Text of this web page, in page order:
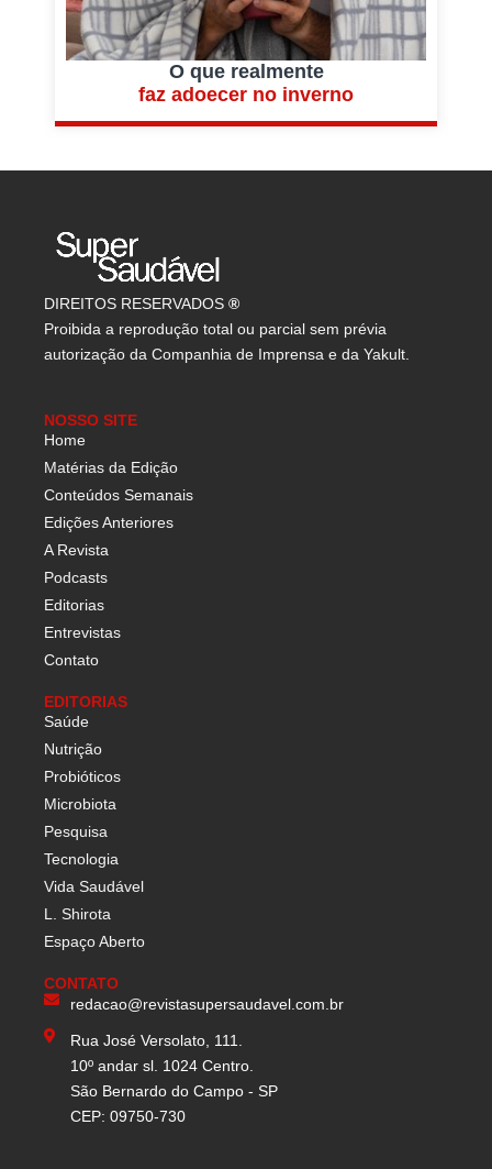
O que realmente
faz adoecer no inverno
DIREITOS RESERVADOS ®
Proibida a reprodução total ou parcial sem prévia
autorização da Companhia de Imprensa e da Yakult.
NOSSO SITE
Home
Matérias da Edição
Conteúdos Semanais
Edições Anteriores
A Revista
Podcasts
Editorias
Entrevistas
Contato
EDITORIAS
Saúde
Nutrição
Probióticos
Microbiota
Pesquisa
Tecnologia
Vida Saudável
L. Shirota
Espaço Aberto
CONTATO
redacao@revistasupersaudavel.com.br
Rua José Versolato, 111.
10º andar sl. 1024 Centro.
São Bernardo do Campo - SP
CEP: 09750-730